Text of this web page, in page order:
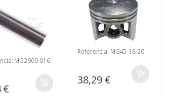
MG2600-016
€
Referencia: MG45-18-20
38,29 €